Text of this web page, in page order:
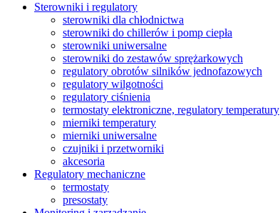
Sterowniki i regulatory
sterowniki dla chłodnictwa
sterowniki do chillerów i pomp ciepła
sterowniki uniwersalne
sterowniki do zestawów sprężarkowych
regulatory obrotów silników jednofazowych
regulatory wilgotności
regulatory ciśnienia
termostaty elektroniczne, regulatory temperatury
mierniki temperatury
mierniki uniwersalne
czujniki i przetworniki
akcesoria
Regulatory mechaniczne
termostaty
presostaty